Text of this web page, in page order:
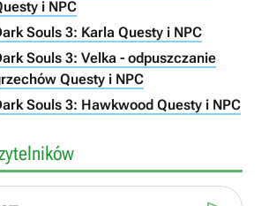
i NPC
Souls 3: Karla Questy i NPC
Souls 3: Velka - odpuszczanie
Questy i NPC
Souls 3: Hawkwood Questy i NPC